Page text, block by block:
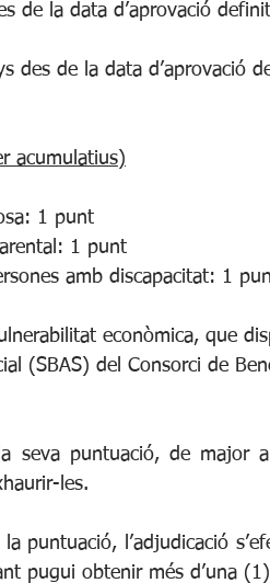
de la data d’aprovació
des de la data d’aprovació
acumulatius)
1 punt
1 punt
amb discapacitat: 1
econòmica, que
(SBAS) del Consorci de
seva puntuació, de major
les.
puntuació, l’adjudicació
pugui obtenir més d’una